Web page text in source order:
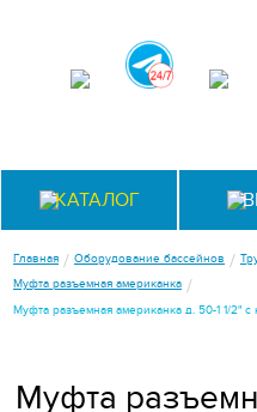
КАТАЛОГ
Главная / Оборудование бассейнов /
Муфта разъемная американка /
Муфта разъемная американка д. 50-1 1/2"
Муфта